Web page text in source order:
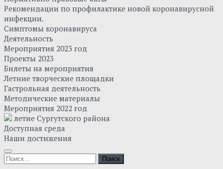
Рекомендации по профилактике новой коронавирусной
инфекции.
Симптомы коронавируса
Деятельность
Мероприятия 2023 год
Проекты 2023
Билеты на мероприятия
Летние творческие площадки
Гастрольная деятельность
Методические материалы
Мероприятия 2022 год
летие Сургутского района
Доступная среда
Наши достижения
Найти: